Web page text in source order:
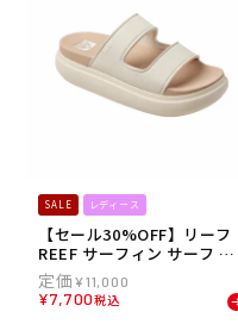
SALE レディース
【セール30%OFF】リーフ
REEF サーフィン サーフ ス
ポーツサンダル 靴 CUSHIO
N BONDI 2 BAR CJ2686-W
HT レディース 女性 24SU
¥11,000
¥7,700税込